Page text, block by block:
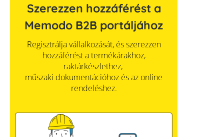
Szerezzen hozzáférést a
Memodo B2B portáljához
Regisztrálja vállalkozását, és szerezzen
hozzáférést a termékárakhoz,
raktárkészlethez,
műszaki dokumentációhoz és az online
rendeléshez.